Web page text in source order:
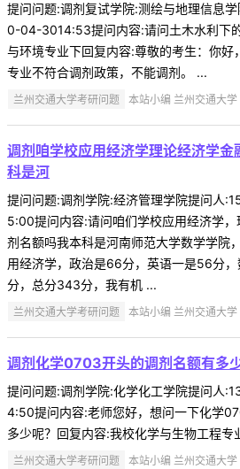
提问问题:调剂复试学院:测绘与地理信息
0-04-3014:53提问内容:请问土木水利下
与环境专业下回复内容:尊敬的考生：你好
专业不符合调剂政策，不能调剂。 ...
兰州交通大学考研问题 本站小编 兰州交通大
调剂咱学校应用经济学理论经济学金
科是河
提问问题:调剂学院:经济管理学院提问人
5:00提问内容:请问咱们学校应用经济学
剂名额吗我本科是河南师范大学数学学院
用经济学，政治是66分，英语一是56分
分，总分343分，我有机 ...
兰州交通大学考研问题 本站小编 兰州交通大
调剂化学0703开头的调剂名额有多
提问问题:调剂学院:化学化工学院提问人
4:50提问内容:老师您好，想问一下化学
多少呢？回复内容:我校化学与生物工程专
兰州交通大学考研问题 本站小编 兰州交通大